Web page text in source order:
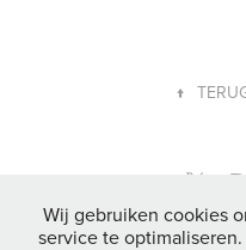
↑
© 2006 - 2026
Wij gebruiken cookies
service te optimaliseren.